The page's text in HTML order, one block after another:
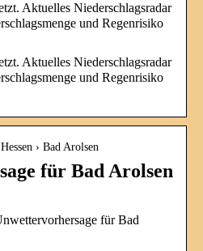
Aktuelles Niederschlagsradar
und Regenrisiko
Aktuelles Niederschlagsradar
und Regenrisiko
› Bad Arolsen
für Bad Arolsen
für Bad